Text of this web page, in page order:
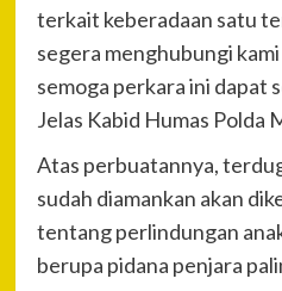
terkait keberadaan satu
segera menghubungi
semoga perkara ini dapat
Jelas Kabid Humas Polda
Atas perbuatannya,
sudah diamankan akan
tentang perlindungan
berupa pidana penjara